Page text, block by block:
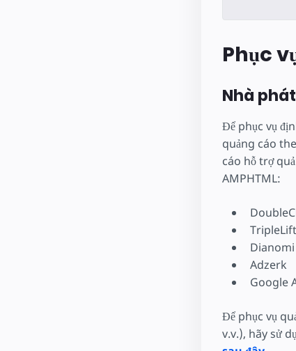
Phục
Nhà
Để phục vụ
quảng cáo
cáo hỗ trợ
AMPHTML:
TripleLift
Dianomi
Adzerk
Google
Để phục vụ
v.v.), hãy sử